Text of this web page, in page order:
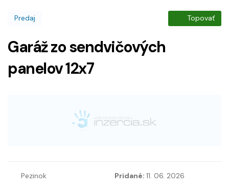
Predaj Topovať
Garáž zo sendvičových
panelov 12x7
Pezinok Pridané: 11. 06. 2026